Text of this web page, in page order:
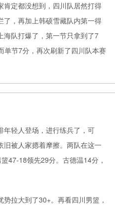
肯定都没想到，四川队居然打得
了，再加上韩硕雪藏队内第一得
海队打爆了，第一节只拿到了7
单节7分，再次刷新了四川队本赛
年轻人登场，进行练兵了，可
旧被人家摁着摩擦。两队在这一
47-18领先29分。古德温14分，
拉大到了30+。再看四川男篮，